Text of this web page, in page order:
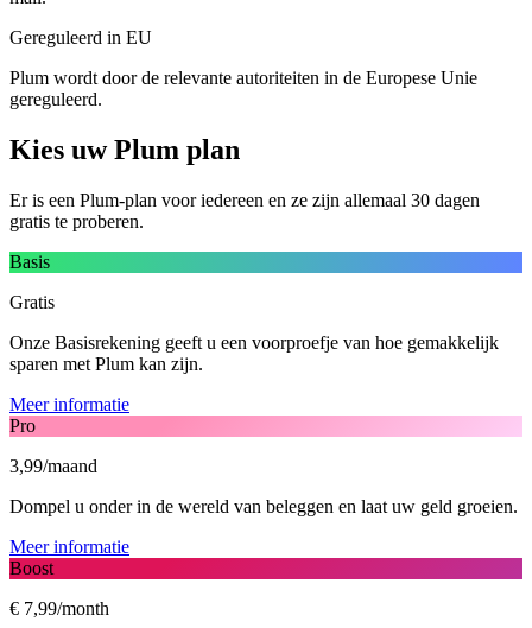
Gereguleerd in EU
Plum wordt door de relevante autoriteiten in de Europese Unie
gereguleerd.
Kies uw Plum plan
Er is een Plum-plan voor iedereen en ze zijn allemaal 30 dagen
gratis te proberen.
Basis
Gratis
Onze Basisrekening geeft u een voorproefje van hoe gemakkelijk
sparen met Plum kan zijn.
Meer informatie
Pro
3,99/maand
Dompel u onder in de wereld van beleggen en laat uw geld groeien.
Meer informatie
Boost
€ 7,99/month